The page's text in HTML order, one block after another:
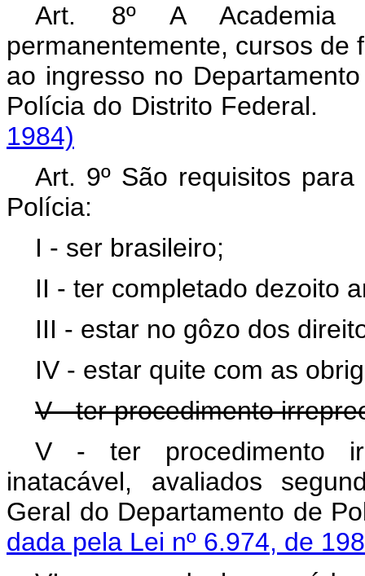
Art. 8º A Academia
permanentemente, cursos de
ao ingresso no
Polícia do Distrito
1984)
Art. 9º São requisitos
Polícia:
I - ser brasileiro;
II - ter completado dezoito
III - estar no gôzo dos
IV - estar quite com as
V - ter procedimento
V - ter procedimento
inatacável, avaliados
Geral do
dada pela Lei nº 6.974, de